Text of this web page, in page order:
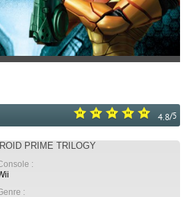
4.8/5
PRIME TRILOGY
:
: